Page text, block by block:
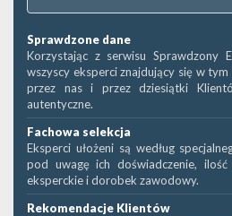
Sprawdzone dane
Korzystając z serwisu Sprawdzony
wszyscy eksperci znajdujący się w
przez nas i przez dziesiątki
autentyczne.
Fachowa selekcja
Eksperci ułożeni są według
pod uwagę ich doświadczenie,
eksperckie i dorobek zawodowy.
Rekomendacje Klientów